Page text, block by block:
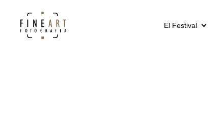
El Festival